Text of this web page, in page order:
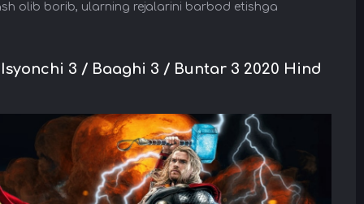
olib borib, ularning rejalarini barbod etishga
3 / Baaghi 3 / Buntar 3 2020 Hind